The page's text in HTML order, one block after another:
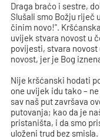
Draga braćo i sestre,
Slušali smo Božju riječ
činim novo!".
uvijek stvara novost u
povijesti, stvara novost
novost, jer je Bog
Nije kršćanski hodati
one uvijek idu tako –
sav naš put završava
putovanja; kao da je
pristaništa, i da smo
uloženi trud bez